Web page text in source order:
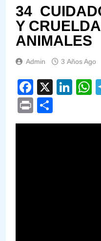
34
Y
ANIMALES
Admin 3 Años Ago
X
Print